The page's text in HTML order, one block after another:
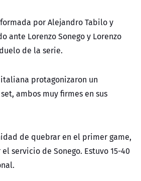
por Alejandro Tabilo y
ante Lorenzo Sonego y Lorenzo
de la serie.
protagonizaron un
ambos muy firmes en sus
de quebrar en el primer game,
servicio de Sonego. Estuvo 15-40